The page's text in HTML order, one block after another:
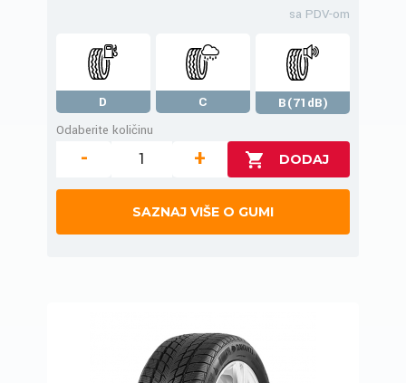
sa PDV-om
D C
B(71dB)
Odaberite količinu
- +
SAZNAJ VIŠE O GUMI